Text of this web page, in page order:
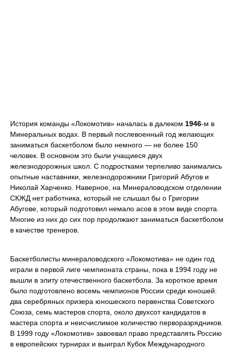
История команды «Локомотив» началась в далеком 1946-м в
Минеральных водах. В первый послевоенный год желающих
заниматься баскетболом было немного — не более 150
человек. В основном это были учащиеся двух
железнодорожных школ. С подростками терпеливо занимались
опытные наставники, железнодорожники Григорий Абугов и
Николай Харченко. Наверное, на Минераловодском отделении
СКЖД нет работника, который не слышал бы о Григории
Абугове, который подготовил немало асов в этом виде спорта.
Многие из них до сих пор продолжают заниматься баскетболом
в качестве тренеров.
Баскетболисты минераловодского «Локомотива» не один год
играли в первой лиге чемпионата страны, пока в 1994 году не
вышли в элиту отечественного баскетбола. За короткое время
было подготовлено восемь чемпионов России среди юношей:
два серебряных призера юношеского первенства Советского
Союза, семь мастеров спорта, около двухсот кандидатов в
мастера спорта и неисчислимое количество перворазрядников.
В 1999 году «Локомотив» завоевал право представлять Россию
в европейских турнирах и выиграл Кубок Международного